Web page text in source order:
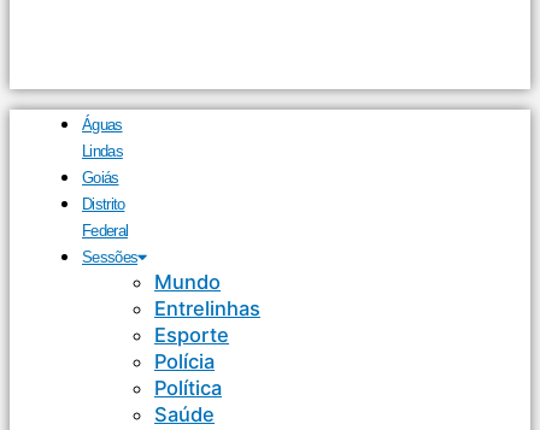
Águas
Lindas
Goiás
Distrito
Federal
Sessões
Mundo
Entrelinhas
Esporte
Polícia
Política
Saúde